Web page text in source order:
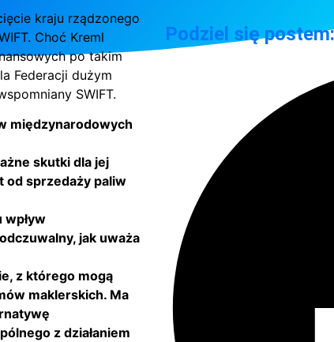
kraju rządzonego
Choć Kreml
po takim
Federacji dużym
SWIFT.
międzynarodowych
skutki dla jej
od sprzedaży paliw
wpływ
jak uważa
z którego mogą
maklerskich. Ma
z działaniem
Podziel się postem: